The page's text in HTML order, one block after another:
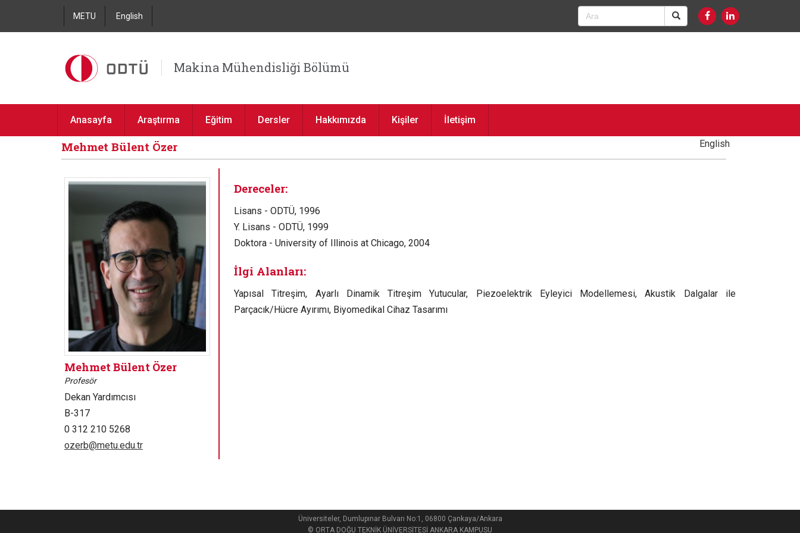
METU English
Makina Mühendisliği Bölümü
Anasayfa Araştırma Eğitim Dersler Hakkımızda Kişiler İletişim
Mehmet Bülent Özer
Mehmet Bülent Özer
Profesör
Dekan Yardımcısı
B-317
0 312 210 5268
ozerb@metu.edu.tr
English
Dereceler:
Lisans - ODTÜ, 1996
Y. Lisans - ODTÜ, 1999
Doktora - University of Illinois at Chicago, 2004
İlgi Alanları:
Yapısal Titreşim, Ayarlı Dinamik Titreşim Yutucular, Piezoelektrik Eyleyici Modellemesi, Akustik Dalgalar ile
Parçacık/Hücre Ayırımı, Biyomedikal Cihaz Tasarımı
Üniversiteler, Dumlupınar Bulvarı No:1, 06800 Çankaya/Ankara
© ORTA DOĞU TEKNİK ÜNİVERSİTESİ ANKARA KAMPUSU